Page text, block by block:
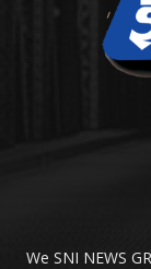
We SNI NEWS